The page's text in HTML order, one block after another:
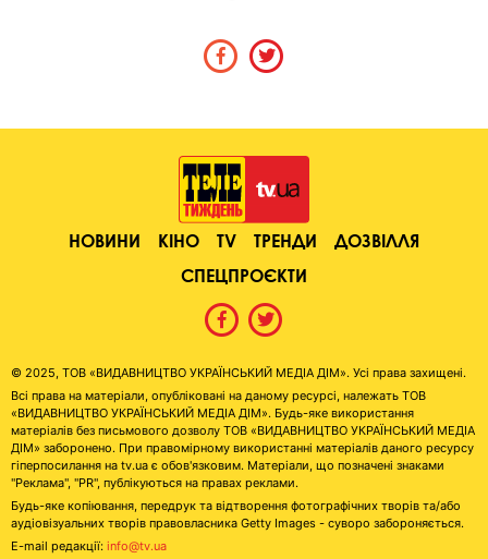
НОВИНИ КІНО TV ТРЕНДИ
ДОЗВІЛЛЯ
СПЕЦПРОЄКТИ
© 2025, ТОВ «ВИДАВНИЦТВО УКРАЇНСЬКИЙ МЕДІА ДІМ». Усі права захищені.
Всі права на матеріали, опубліковані на даному ресурсі, належать ТОВ
«ВИДАВНИЦТВО УКРАЇНСЬКИЙ МЕДІА ДІМ». Будь-яке використання
матеріалів без письмового дозволу ТОВ «ВИДАВНИЦТВО УКРАЇНСЬКИЙ МЕДІА
ДІМ» заборонено. При правомірному використанні матеріалів даного ресурсу
гіперпосилання на tv.ua є обов'язковим. Матеріали, що позначені знаками
"Реклама", "PR", публікуються на правах реклами.
Будь-яке копіювання, передрук та відтворення фотографічних творів та/або
аудіовізуальних творів правовласника Getty Images - суворо забороняється.
E-mail редакції: info@tv.ua